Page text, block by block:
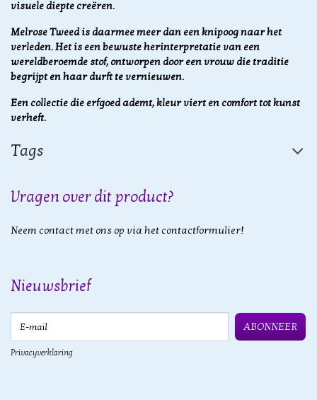
visuele diepte creëren.
Melrose Tweed is daarmee meer dan een knipoog naar het
verleden. Het is een bewuste herinterpretatie van een
wereldberoemde stof, ontworpen door een vrouw die traditie
begrijpt en haar durft te vernieuwen.
Een collectie die erfgoed ademt, kleur viert en comfort tot kunst
verheft.
Tags
Vragen over dit product?
Neem contact met ons op via het contactformulier!
Nieuwsbrief
ABONNEER
Privacyverklaring